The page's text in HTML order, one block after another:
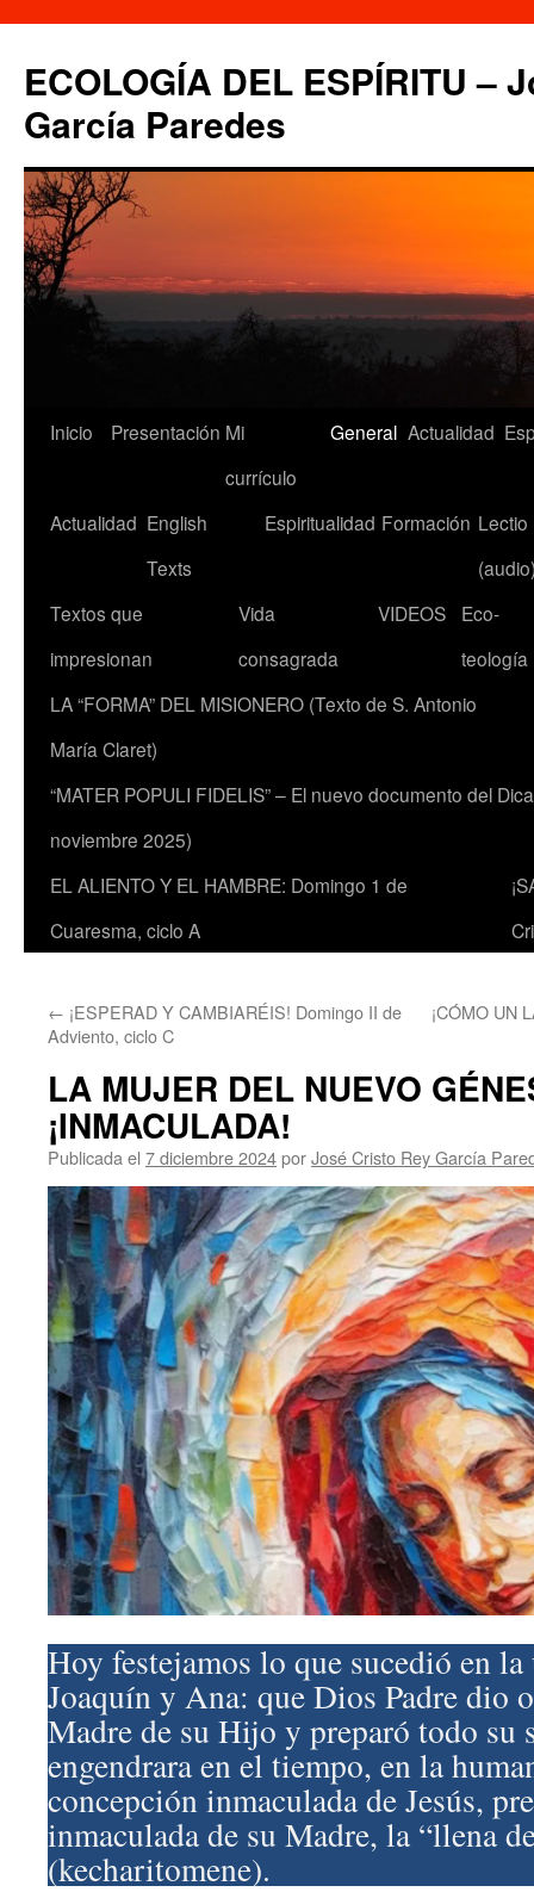
contenido
ECOLOGÍA DEL ESPÍRITU –
García Paredes
Inicio Presentación Mi
currículo
General Actualidad
Actualidad English
Texts
Espiritualidad Formación Lectio
Textos que
impresionan
Vida
consagrada
VIDEOS
Eco-
teología
LA “FORMA” DEL MISIONERO (Texto de S. Antonio
María Claret)
“MATER POPULI FIDELIS” – El nuevo documento del
noviembre 2025)
EL ALIENTO Y EL HAMBRE: Domingo 1 de
Cuaresma, ciclo A
← ¡ESPERAD Y CAMBIARÉIS! Domingo II de
Adviento, ciclo C
¡CÓMO UN
LA MUJER DEL NUEVO
¡INMACULADA!
Publicada el 7 diciembre 2024porJosé Cristo Rey García
Hoy festejamos lo que sucedió en
Joaquín y Ana: que Dios Padre dio
Madre de su Hijo y preparó todo su
engendrara en el tiempo, en la
concepción inmaculada de Jesús,
inmaculada de su Madre, la “llena
(kecharitomene).